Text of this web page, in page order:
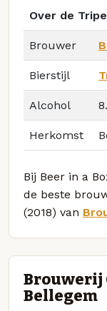
Over de
Brouwer
Bierstijl
Alcohol
Herkomst
Bij Beer in a
de beste
(2018) van
Brouwerij
Bellegem